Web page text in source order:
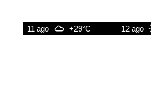
11 ago +29°C 12 ago